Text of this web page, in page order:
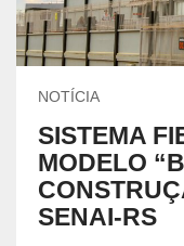
NOTÍCIA
SISTEMA
MODELO
SENAI-RS